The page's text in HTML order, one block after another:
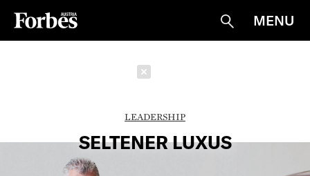
Suche
MENU
LEADERSHIP
SELTENER LUXUS